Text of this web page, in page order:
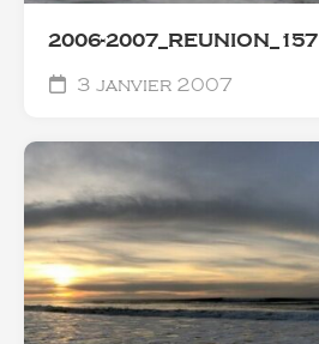
2006-2007_REUNION_157
3 janvier 2007